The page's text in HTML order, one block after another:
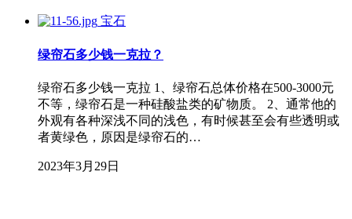
宝石
绿帘石多少钱一克拉？
绿帘石多少钱一克拉 1、绿帘石总体价格在500-3000元
不等，绿帘石是一种硅酸盐类的矿物质。 2、通常他的
外观有各种深浅不同的浅色，有时候甚至会有些透明或
者黄绿色，原因是绿帘石的…
2023年3月29日